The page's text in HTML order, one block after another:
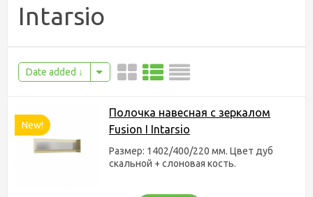
Intarsio
Date added
New!
Полочка навесная с зеркалом
Fusion I Intarsio
Размер: 1402/400/220 мм. Цвет дуб
скальной + слоновая кость.